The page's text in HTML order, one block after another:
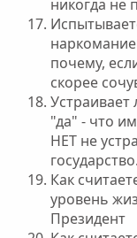
никогда не
почему,
скорее
Устраивает
"да" - что
НЕТ не
государство.
Как
уровень
Президент